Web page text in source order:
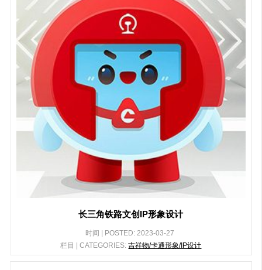
长三角铁路文创IP形象设计
时间 | POSTED: 2023-03-27
栏目 | CATEGORIES:吉祥物/卡通形象/IP设计